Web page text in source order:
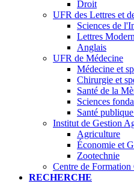
Droit
UFR des Lettres et
Sciences de
Lettres
Anglais
UFR de Médecine
Médecine et
Chirurgie et
Santé de la
Sciences
Santé
Institut de Gestion
Agriculture
Économie et
Zootechnie
Centre de
RECHERCHE